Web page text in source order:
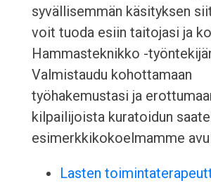
syvällisemmän käsityksen
voit tuoda esiin taitojasi ja
Hammasteknikko -
Valmistaudu kohottamaan
työhakemustasi ja
kilpailijoista kuratoidun
esimerkkikokoelmamme
Lasten